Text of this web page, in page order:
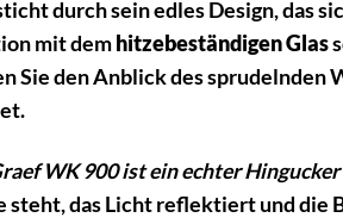
durch sein edles Design, das
mit dem hitzebeständigen Glas
Sie den Anblick des sprudelnden
WK 900 ist ein echter
das Licht reflektiert und die